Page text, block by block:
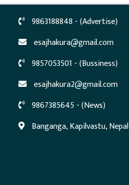
9863188848 - (Advertise)
esajhakura@gmail.com
9857053501 - (Bussiness)
esajhakura2@gmail.com
9867385645 - (News)
Banganga, Kapilvastu, Nepal